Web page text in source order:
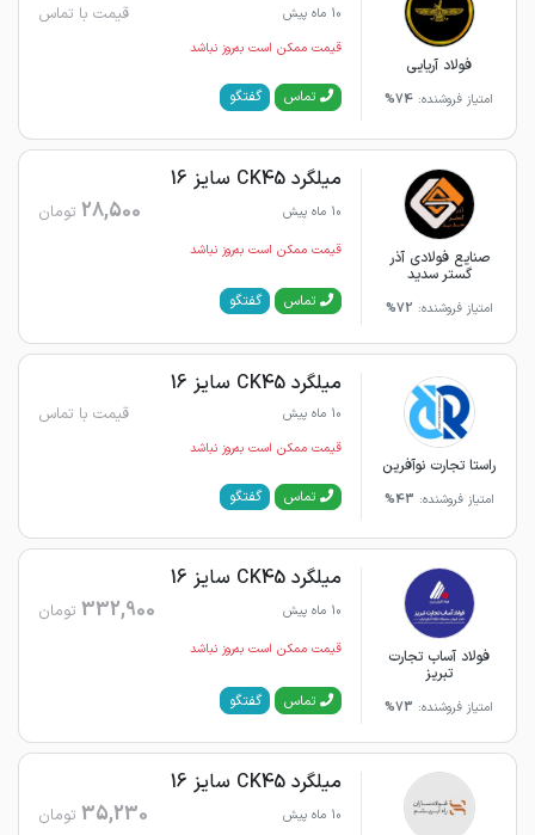
فولاد آریایی
امتیاز فروشنده: 74%
10 ماه پیش قیمت با تماس
قیمت ممکن است به‌روز نباشد
تماس گفتگو
صنایع فولادی آذر
گستر سدید
امتیاز فروشنده: 72%
میلگرد CK45 سایز 16
10 ماه پیش 28,500 تومان
قیمت ممکن است به‌روز نباشد
تماس گفتگو
راستا تجارت نوآفرین
امتیاز فروشنده: 43%
میلگرد CK45 سایز 16
10 ماه پیش قیمت با تماس
قیمت ممکن است به‌روز نباشد
تماس گفتگو
فولاد آساب تجارت
تبریز
امتیاز فروشنده: 73%
میلگرد CK45 سایز 16
10 ماه پیش 332,900 تومان
قیمت ممکن است به‌روز نباشد
تماس گفتگو
میلگرد CK45 سایز 16
10 ماه پیش 35,230 تومان